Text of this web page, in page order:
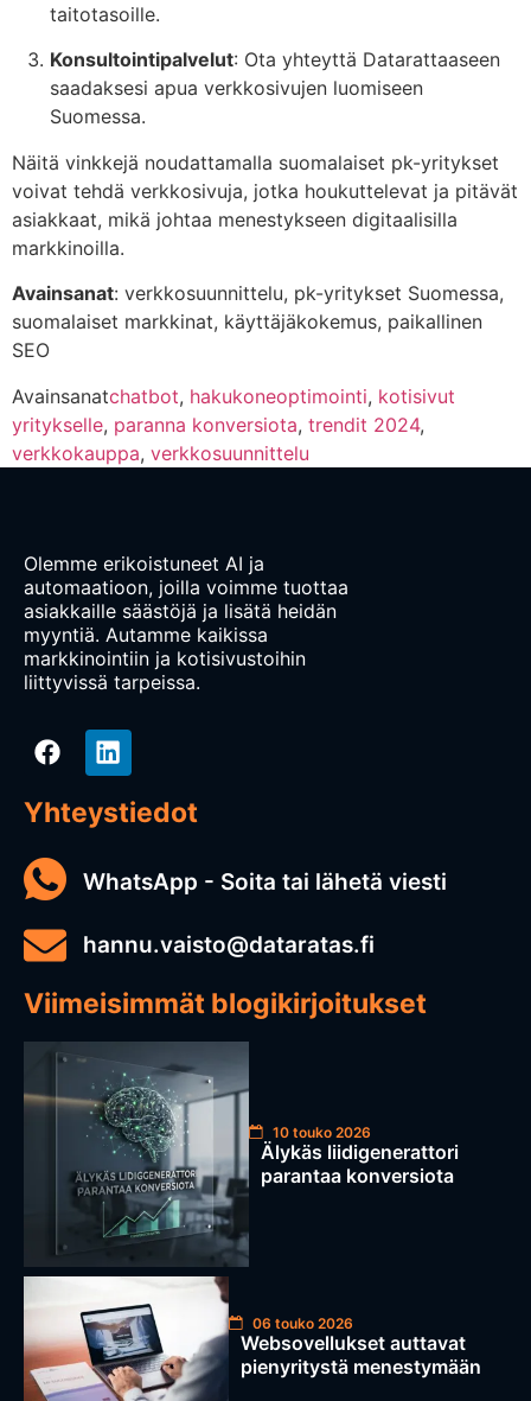
taitotasoille.
Konsultointipalvelut: Ota yhteyttä Datarattaaseen
saadaksesi apua verkkosivujen luomiseen
Suomessa.
Näitä vinkkejä noudattamalla suomalaiset pk-yritykset
voivat tehdä verkkosivuja, jotka houkuttelevat ja pitävät
asiakkaat, mikä johtaa menestykseen digitaalisilla
markkinoilla.
Avainsanat: verkkosuunnittelu, pk-yritykset Suomessa,
suomalaiset markkinat, käyttäjäkokemus, paikallinen
SEO
Avainsanatchatbot, hakukoneoptimointi, kotisivut
yritykselle, paranna konversiota, trendit 2024,
verkkokauppa, verkkosuunnittelu
Olemme erikoistuneet AI ja
automaatioon, joilla voimme tuottaa
asiakkaille säästöjä ja lisätä heidän
myyntiä. Autamme kaikissa
markkinointiin ja kotisivustoihin
liittyvissä tarpeissa.
Yhteystiedot
WhatsApp - Soita tai lähetä viesti
hannu.vaisto@dataratas.fi
Viimeisimmät blogikirjoitukset
10 touko 2026
Älykäs liidigenerattori
parantaa konversiota
06 touko 2026
Websovellukset auttavat
pienyritystä menestymään